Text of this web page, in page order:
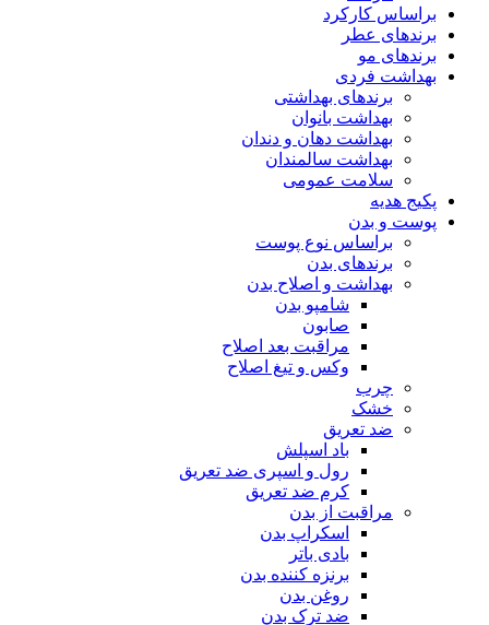
براساس کارکرد
برندهای عطر
برندهای مو
بهداشت فردی
برندهای بهداشتی
بهداشت بانوان
بهداشت دهان و دندان
بهداشت سالمندان
سلامت عمومی
پکیج هدیه
پوست و بدن
براساس نوع پوست
برندهای بدن
بهداشت و اصلاح بدن
شامپو بدن
صابون
مراقبت بعد اصلاح
وکس و تیغ اصلاح
چرب
خشک
ضد تعریق
باد اسپلش
رول و اسپری ضد تعریق
کرم ضد تعریق
مراقبت از بدن
اسکراپ بدن
بادی باتر
برنزه کننده بدن
روغن بدن
ضد ترک بدن